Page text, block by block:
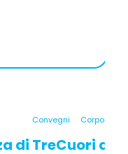
Convegni Corporate
di TreCuori a